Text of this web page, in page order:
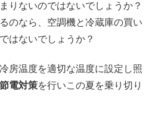
りないのではないでしょうか？
のなら、空調機と冷蔵庫の買い
はないでしょうか？
房温度を適切な温度に設定し照
節電対策を行いこの夏を乗り切り